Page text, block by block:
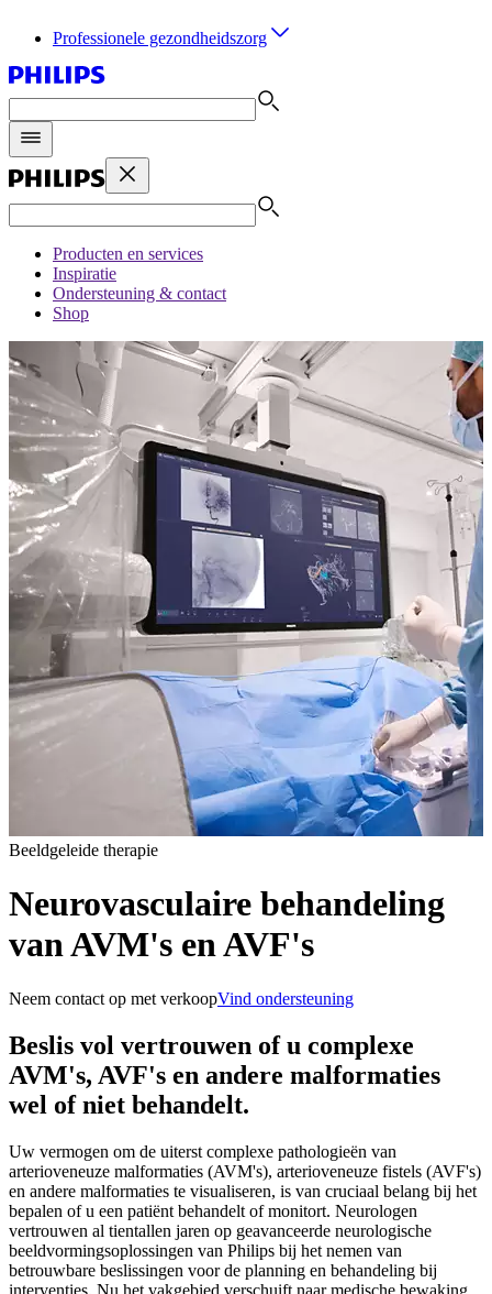
Professionele gezondheidszorg
Producten en services
Inspiratie
Ondersteuning & contact
Shop
Beeldgeleide therapie
Neurovasculaire behandeling
van AVM's en AVF's
Neem contact op met verkoopVind ondersteuning
Beslis vol vertrouwen of u complexe
AVM's, AVF's en andere malformaties
wel of niet behandelt.
Uw vermogen om de uiterst complexe pathologieën van
arterioveneuze malformaties (AVM's), arterioveneuze fistels (AVF's)
en andere malformaties te visualiseren, is van cruciaal belang bij het
bepalen of u een patiënt behandelt of monitort. Neurologen
vertrouwen al tientallen jaren op geavanceerde neurologische
beeldvormingsoplossingen van Philips bij het nemen van
betrouwbare beslissingen voor de planning en behandeling bij
interventies. Nu het vakgebied verschuift naar medische bewaking